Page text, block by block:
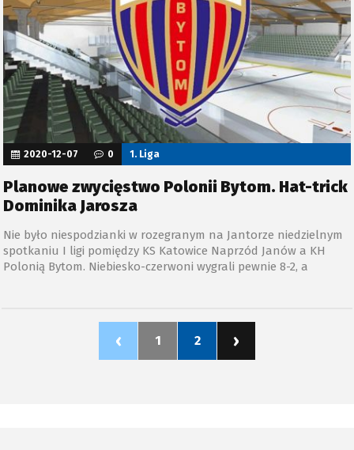
Planowe zwycięstwo Polonii Bytom. Hat-trick
Dominika Jarosza
Nie było niespodzianki w rozegranym na Jantorze niedzielnym
spotkaniu I ligi pomiędzy KS Katowice Naprzód Janów a KH
Polonią Bytom. Niebiesko-czerwoni wygrali pewnie 8-2, a
2020-12-07 0 1. Liga
‹ 1 2 ›